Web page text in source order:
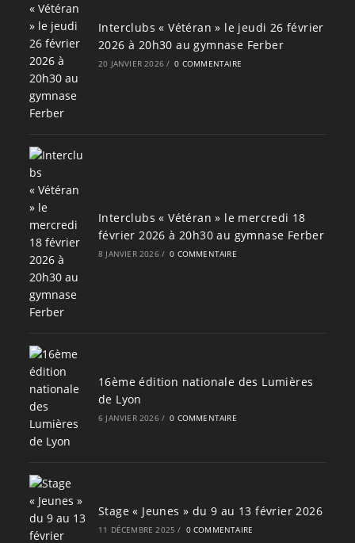
Interclubs « Vétéran » le jeudi 26 février
2026 à 20h30 au gymnase Ferber
20 JANVIER 2026 / 0 COMMENTAIRE
Interclubs « Vétéran » le mercredi 18
février 2026 à 20h30 au gymnase Ferber
8 JANVIER 2026 / 0 COMMENTAIRE
16ème édition nationale des Lumières
de Lyon
6 JANVIER 2026 / 0 COMMENTAIRE
Stage « Jeunes » du 9 au 13 février 2026
11 DÉCEMBRE 2025 / 0 COMMENTAIRE